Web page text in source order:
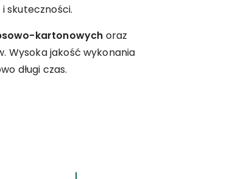
skuteczności.
kartonowych oraz
Wysoka jakość wykonania
długi czas.